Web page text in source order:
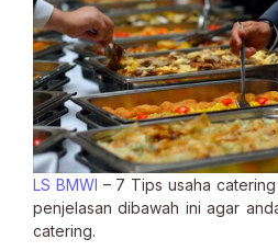
LS BMWI – 7 Tips usaha
penjelasan dibawah ini agar
catering.